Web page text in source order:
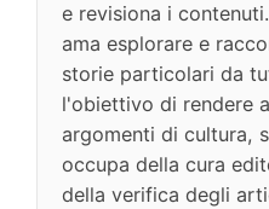
e revisiona i
ama esplorare e
storie particolari da
l'obiettivo di rendere
argomenti di cultura,
occupa della cura
della verifica degli